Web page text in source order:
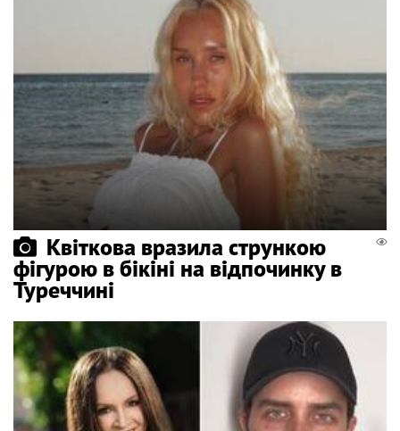
Квіткова вразила стрункою
фігурою в бікіні на відпочинку в
Туреччині